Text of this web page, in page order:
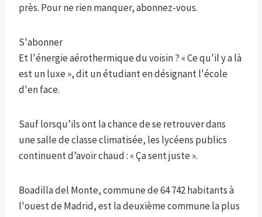
près. Pour ne rien manquer, abonnez-vous.
S'abonner
Et l'énergie aérothermique du voisin ? « Ce qu'il y a là
est un luxe », dit un étudiant en désignant l'école
d'en face.
Sauf lorsqu’ils ont la chance de se retrouver dans
une salle de classe climatisée, les lycéens publics
continuent d’avoir chaud : « Ça sent juste ».
Boadilla del Monte, commune de 64 742 habitants à
l'ouest de Madrid, est la deuxième commune la plus